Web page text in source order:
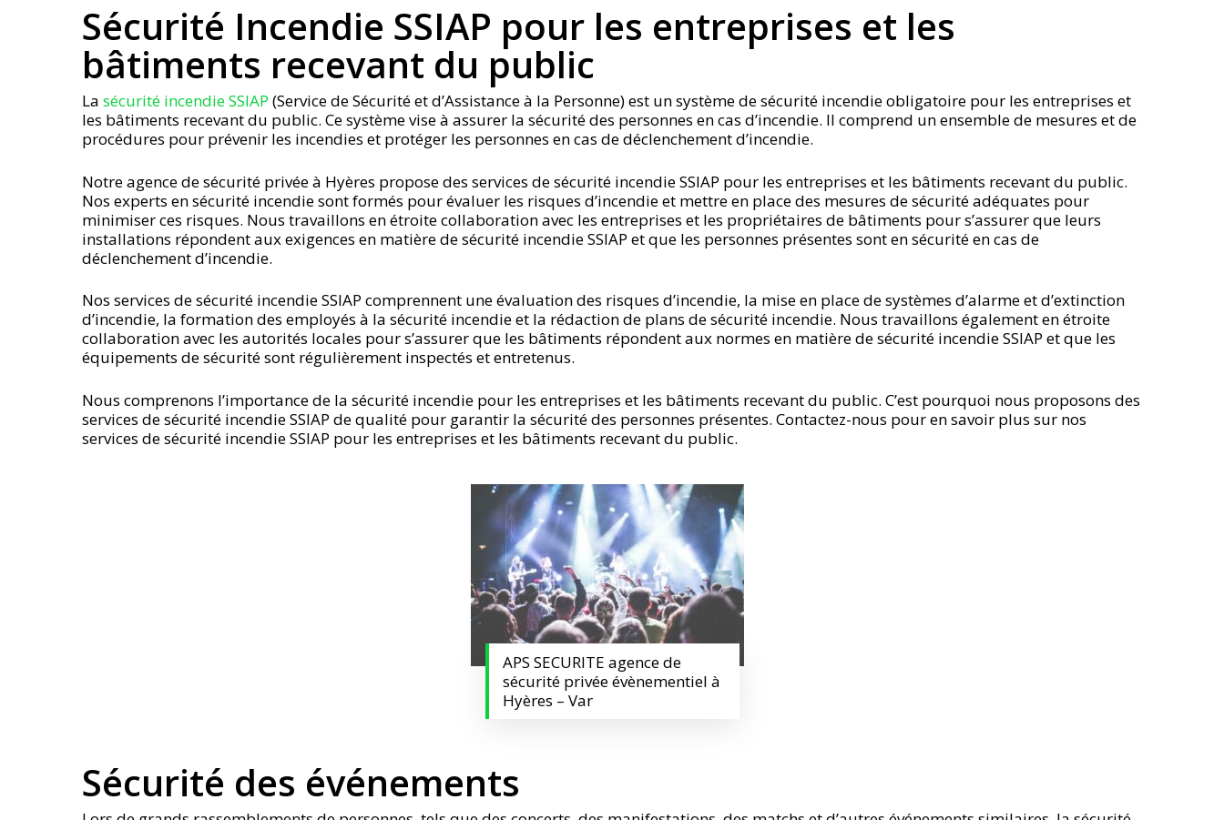
Sécurité Incendie SSIAP pour les entreprises et les
bâtiments recevant du public
Lasécurité incendie SSIAP (Service de Sécurité et d’Assistance à la Personne) est un système de sécurité incendie obligatoire pour les entreprises et
les bâtiments recevant du public. Ce système vise à assurer la sécurité des personnes en cas d’incendie. Il comprend un ensemble de mesures et de
procédures pour prévenir les incendies et protéger les personnes en cas de déclenchement d’incendie.
Notre agence de sécurité privée à Hyères propose des services de sécurité incendie SSIAP pour les entreprises et les bâtiments recevant du public.
Nos experts en sécurité incendie sont formés pour évaluer les risques d’incendie et mettre en place des mesures de sécurité adéquates pour
minimiser ces risques. Nous travaillons en étroite collaboration avec les entreprises et les propriétaires de bâtiments pour s’assurer que leurs
installations répondent aux exigences en matière de sécurité incendie SSIAP et que les personnes présentes sont en sécurité en cas de
déclenchement d’incendie.
Nos services de sécurité incendie SSIAP comprennent une évaluation des risques d’incendie, la mise en place de systèmes d’alarme et d’extinction
d’incendie, la formation des employés à la sécurité incendie et la rédaction de plans de sécurité incendie. Nous travaillons également en étroite
collaboration avec les autorités locales pour s’assurer que les bâtiments répondent aux normes en matière de sécurité incendie SSIAP et que les
équipements de sécurité sont régulièrement inspectés et entretenus.
Nous comprenons l’importance de la sécurité incendie pour les entreprises et les bâtiments recevant du public. C’est pourquoi nous proposons des
services de sécurité incendie SSIAP de qualité pour garantir la sécurité des personnes présentes. Contactez-nous pour en savoir plus sur nos
services de sécurité incendie SSIAP pour les entreprises et les bâtiments recevant du public.
APS SECURITE agence de
sécurité privée évènementiel à
Hyères – Var
Sécurité des événements